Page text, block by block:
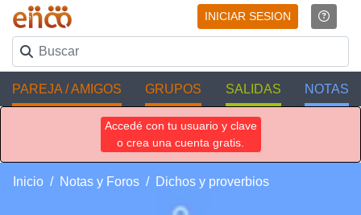
INICIAR SESION
PAREJA / AMIGOS GRUPOS SALIDAS NOTAS
Accedé con tu usuario y clave
o crea una cuenta gratis.
Inicio Notas y Foros Dichos y proverbios